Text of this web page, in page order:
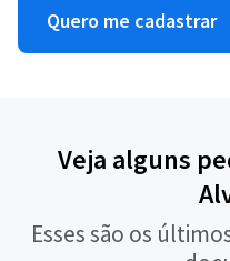
Quero me cadastrar
Veja alguns
Esses são os